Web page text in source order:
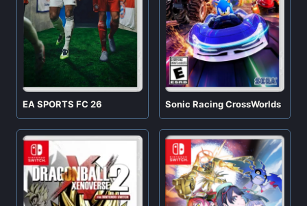
EA SPORTS FC 26 Sonic Racing CrossWorlds